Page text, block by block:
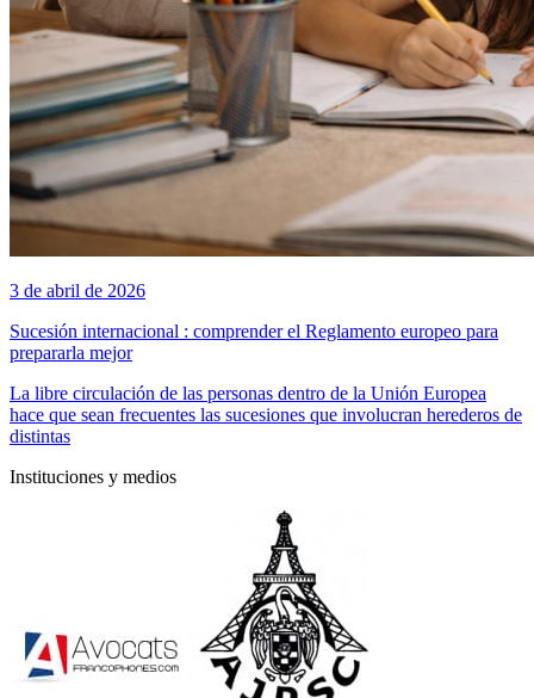
3 de abril de 2026
Sucesión internacional : comprender el Reglamento europeo para
prepararla mejor
La libre circulación de las personas dentro de la Unión Europea
hace que sean frecuentes las sucesiones que involucran herederos de
distintas
Instituciones y medios